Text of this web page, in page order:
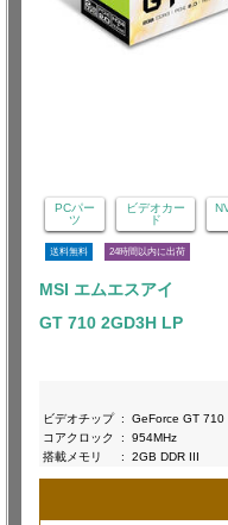
PCパー
ツ
ビデオカー
ド
送料無料 24時間以内に出荷
MSI エムエスアイ
GT 710 2GD3H LP
ビデオチップ :
GeForce GT 710
コアクロック
:
954MHz
搭載メモリ
: 2GB DDR III